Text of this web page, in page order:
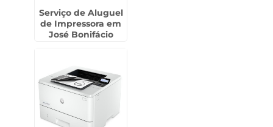
Serviço de Aluguel
de Impressora em
José Bonifácio